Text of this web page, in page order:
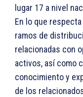
lugar 17 a nivel
En lo que
ramos de
relacionadas con
activos, así como
conocimiento y
de los